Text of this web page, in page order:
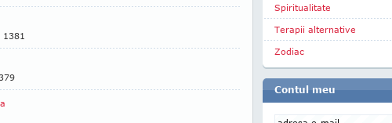
1381
Spiritualitate
Terapii alternative
Zodiac
Contul meu